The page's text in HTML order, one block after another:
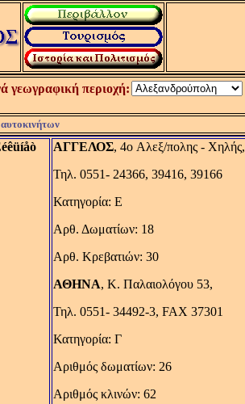
γεωγραφική περιοχή:
αυτοκινήτων
ΑΓΓΕΛΟΣ, 4o Αλεξ/πολης - Χηλής,
Τηλ. 0551- 24366, 39416, 39166
Κατηγορία: Ε
Αρθ. Δωματίων: 18
Αρθ. Κρεβατιών: 30
ΑΘΗΝΑ, Κ. Παλαιολόγου 53,
Τηλ. 0551- 34492-3, FAX 37301
Κατηγορία: Γ
Αριθμός δωματίων: 26
Αριθμός κλινών: 62